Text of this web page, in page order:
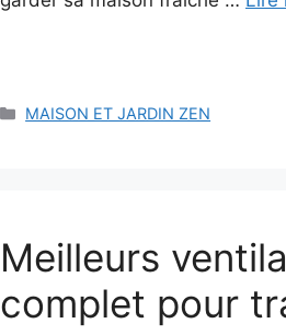
Catégories
MAISON ET JARDIN ZEN
Meilleurs
complet pour